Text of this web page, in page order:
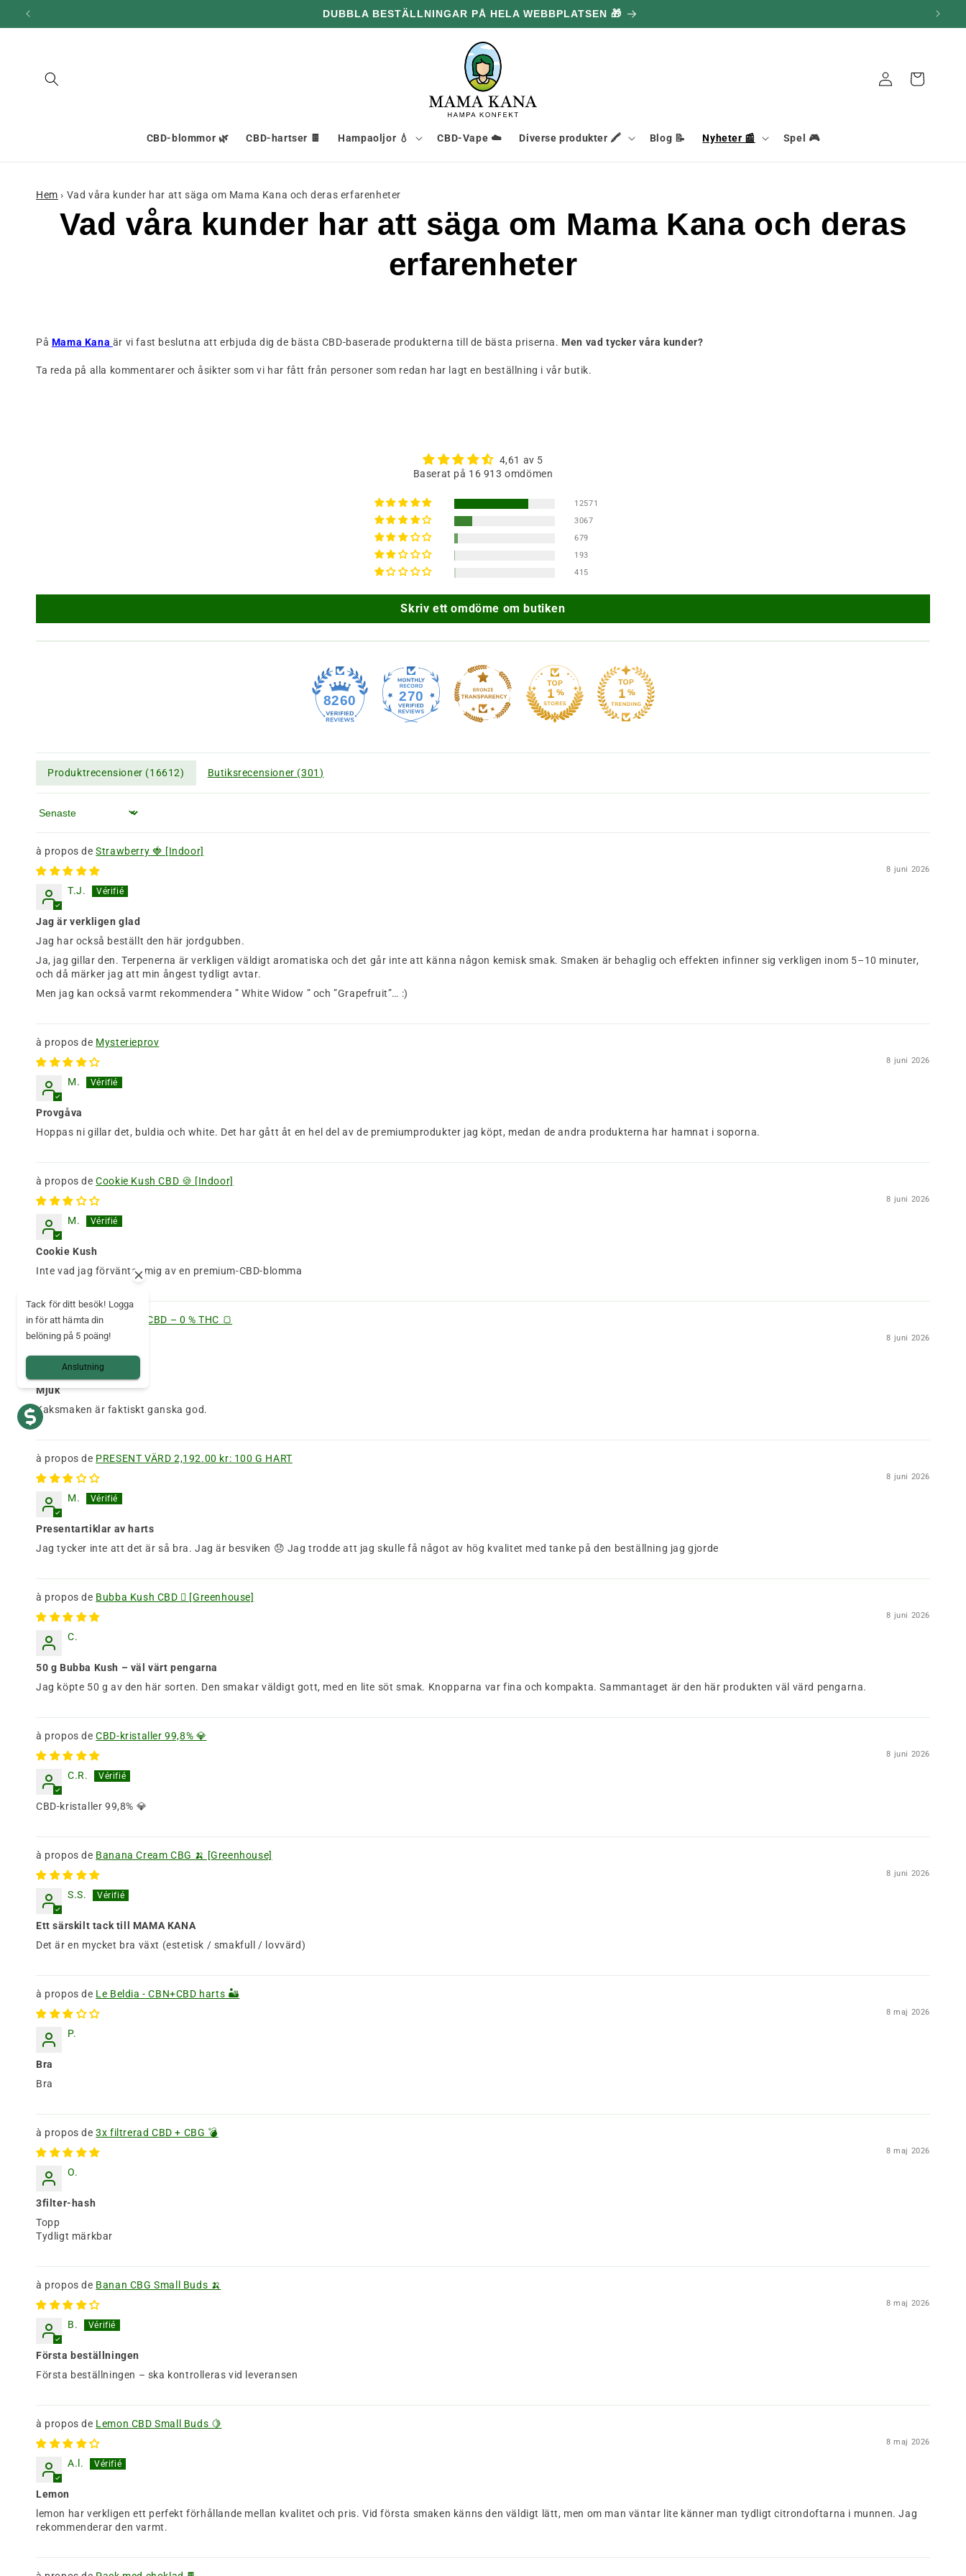
och gå
DUBBLA BESTÄLLNINGAR PÅ HELA WEBBPLATSEN 🎁
CBD-blommor 🌿 CBD-hartser 🍫 Hampaoljor 💧 CBD-Vape ☁️ Diverse produkter 🖍️ Blog 📝 Nyheter 📰 Spel 🎮
AnslutningKorg
Hem › Vad våra kunder har att säga om Mama Kana och deras erfarenheter
Vad våra kunder har att säga om Mama Kana och deras
erfarenheter
På Mama Kana är vi fast beslutna att erbjuda dig de bästa CBD-baserade produkterna till de bästa priserna. Men vad tycker våra kunder?
Ta reda på alla kommentarer och åsikter som vi har fått från personer som redan har lagt en beställning i vår butik.
4,61 av 5
Baserat på 16 913 omdömen
12571
3067
679
193
415
Skriv ett omdöme om butiken
8260 270
Produktrecensioner (16612) Butiksrecensioner (301 )
Sortera efter
Strawberry 🍓 [Indoor]
8 juni 2026
T.J.
Jag är verkligen glad
Jag har också beställt den här jordgubben.
Ja, jag gillar den. Terpenerna är verkligen väldigt aromatiska och det går inte att känna någon kemisk smak. Smaken är behaglig och effekten infinner sig verkligen inom 5–10 minuter,
och då märker jag att min ångest tydligt avtar.
Men jag kan också varmt rekommendera ” White Widow ” och ”Grapefruit”… :)
Mysterieprov
8 juni 2026
M.
Provgåva
Hoppas ni gillar det, buldia och white. Det har gått åt en hel del av de premiumprodukter jag köpt, medan de andra produkterna har hamnat i soporna.
Cookie Kush CBD 🍪 [Indoor]
8 juni 2026
M.
Cookie Kush
Inte vad jag förväntar mig av en premium-CBD-blomma
Mjuk 30 % CBD – 0 % THC 🍞
8 juni 2026
M.
Mjuk
Kaksmaken är faktiskt ganska god.
PRESENT VÄRD 2,192.00 kr: 100 G HART
8 juni 2026
M.
Presentartiklar av harts
Jag tycker inte att det är så bra. Jag är besviken 😞 Jag trodde att jag skulle få något av hög kvalitet med tanke på den beställning jag gjorde
Bubba Kush CBD 🺧 [Greenhouse]
8 juni 2026
C.
50 g Bubba Kush – väl värt pengarna
Jag köpte 50 g av den här sorten. Den smakar väldigt gott, med en lite söt smak. Knopparna var fina och kompakta. Sammantaget är den här produkten väl värd pengarna.
CBD-kristaller 99,8% 💎
8 juni 2026
C.R.
CBD-kristaller 99,8% 💎
Banana Cream CBG 🍌 [Greenhouse]
8 juni 2026
S.S.
Ett särskilt tack till MAMA KANA
Det är en mycket bra växt (estetisk / smakfull / lovvärd)
Le Beldia - CBN+CBD harts 🏜️
8 maj 2026
P.
Bra
Bra
3x filtrerad CBD + CBG 💣
8 maj 2026
O.
3filter-hash
Topp
Tydligt märkbar
Banan CBG Small Buds 🍌
8 maj 2026
B.
Första beställningen
Första beställningen – ska kontrolleras vid leveransen
Lemon CBD Small Buds 🍋
8 maj 2026
A.l.
Lemon
lemon har verkligen ett perfekt förhållande mellan kvalitet och pris. Vid första smaken känns den väldigt lätt, men om man väntar lite känner man tydligt citrondoftarna i munnen. Jag
rekommenderar den varmt.
Tack för ditt besök! Logga
in för att hämta din
belöning på 5 poäng!
Anslutning